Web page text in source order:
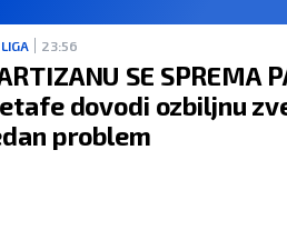
23:56
SE SPREMA
dovodi ozbiljnu
problem
VODOLIJA
danas zasniva